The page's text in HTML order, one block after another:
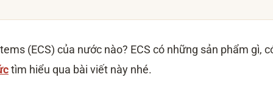
tập trung vào việc phát triển các sản phẩm công nghệ mới và tiên
trong những nhà sản xuất hàng đầu về bo mạch chủ và linh kiện điện
nỗ lực để duy trì vị thế của mình trong ngành công nghệ.
(ECS) của nước nào? ECS có những sản phẩm gì,
tìm hiểu qua bài viết này nhé.